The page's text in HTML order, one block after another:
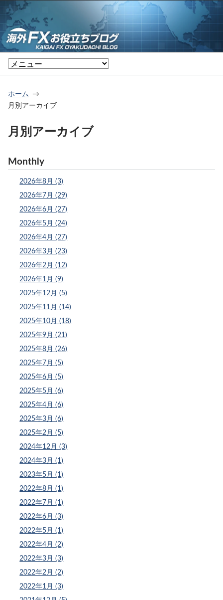
ホーム
月別アーカイブ
月別アーカイブ
Monthly
2026年8月 (3)
2026年7月 (29)
2026年6月 (27)
2026年5月 (24)
2026年4月 (27)
2026年3月 (23)
2026年2月 (12)
2026年1月 (9)
2025年12月 (5)
2025年11月 (14)
2025年10月 (18)
2025年9月 (21)
2025年8月 (26)
2025年7月 (5)
2025年6月 (5)
2025年5月 (6)
2025年4月 (6)
2025年3月 (6)
2025年2月 (5)
2024年12月 (3)
2024年3月 (1)
2023年5月 (1)
2022年8月 (1)
2022年7月 (1)
2022年6月 (3)
2022年5月 (1)
2022年4月 (2)
2022年3月 (3)
2022年2月 (2)
2022年1月 (3)